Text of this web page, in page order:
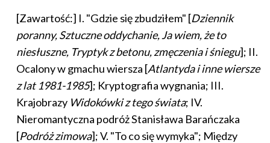
[Zawartość:] I. "Gdzie się zbudziłem" [Dziennik
poranny, Sztuczne oddychanie, Ja wiem, że to
niesłuszne, Tryptyk z betonu, zmęczenia i śniegu]; II.
Ocalony w gmachu wiersza [Atlantyda i inne wiersze
z lat 1981-1985]; Kryptografia wygnania; III.
Krajobrazy Widokówki z tego świata; IV.
Nieromantyczna podróż Stanisława Barańczaka
[Podróż zimowa]; V. "To co się wymyka"; Między